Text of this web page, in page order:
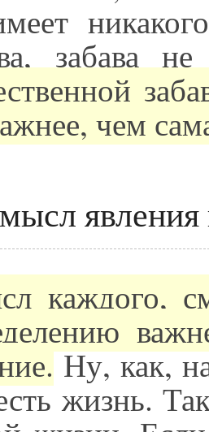
забава
чем
явления
каждого,
Ну, как,
жизнь.